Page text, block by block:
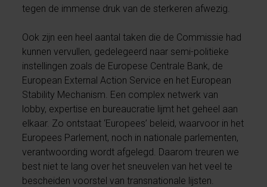
tegen de immense druk van de sterkeren afwezig.
Ook zijn een heel aantal taken die de Commissie had
kunnen vervullen, gedelegeerd naar semi-politieke
instellingen zoals de Europese Centrale Bank, de
European External Action Service en het European
Stability Mechanism. Een complex netwerk van
lobby, expertise en bureaucratie lijmt het geheel aan
elkaar. Zo ontstaat ‘Europees’ beleid, waarvoor in het
Europees Parlement, noch in nationale parlementen,
verantwoording wordt afgelegd. Daarom treuren we
best niet te lang over het sneuvelen van het veel te
bescheiden voorstel van transnationale lijsten.